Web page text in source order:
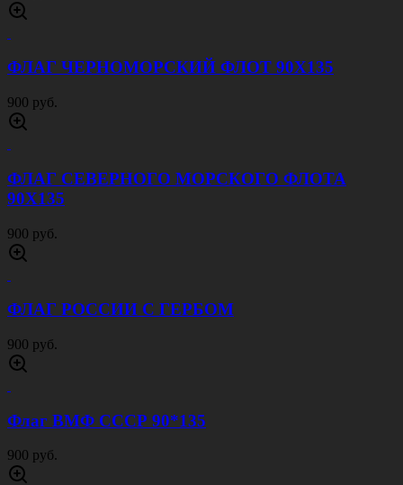
ФЛАГ ЧЕРНОМОРСКИЙ ФЛОТ 90Х135
900 руб.
ФЛАГ СЕВЕРНОГО МОРСКОГО ФЛОТА
90Х135
900 руб.
ФЛАГ РОССИИ С ГЕРБОМ
900 руб.
Флаг ВМФ СССР 90*135
900 руб.